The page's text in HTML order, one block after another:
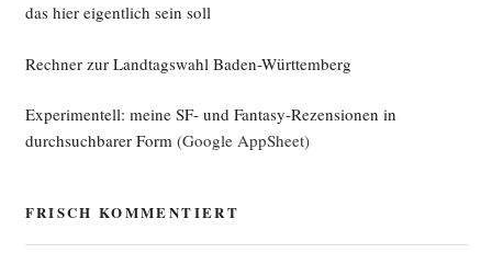
das hier eigentlich sein soll
Rechner zur Landtagswahl Baden-Württemberg
Experimentell: meine SF- und Fantasy-Rezensionen in
durchsuchbarer Form(Google AppSheet)
FRISCH KOMMENTIERT